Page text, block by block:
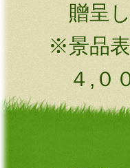
贈呈
景品
４,０